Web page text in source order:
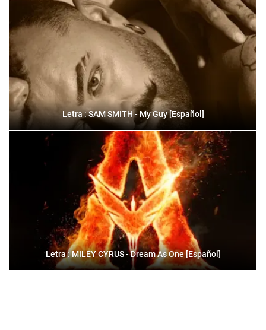
Letra : SAM SMITH - My Guy [Español]
Letra : MILEY CYRUS - Dream As One [Español]